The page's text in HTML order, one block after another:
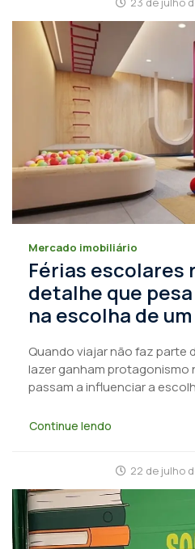
Mercado imobiliário
Férias escolares
detalhe que
na escolha de
Quando viajar não faz parte
lazer ganham protagonismo
passam a influenciar a
Continue lendo
22 de julho